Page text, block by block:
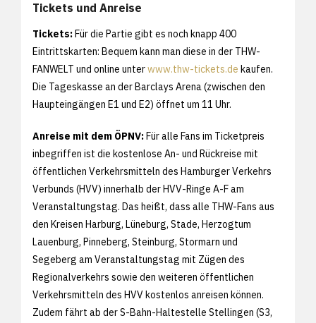
Tickets und Anreise
Tickets:Für die Partie gibt es noch knapp 400
Eintrittskarten: Bequem kann man diese in der THW-
FANWELT und online unterwww.thw-tickets.de kaufen.
Die Tageskasse an der Barclays Arena (zwischen den
Haupteingängen E1 und E2) öffnet um 11 Uhr.
Anreise mit dem ÖPNV:Für alle Fans im Ticketpreis
inbegriffen ist die kostenlose An- und Rückreise mit
öffentlichen Verkehrsmitteln des Hamburger Verkehrs
Verbunds (HVV) innerhalb der HVV-Ringe A-F am
Veranstaltungstag. Das heißt, dass alle THW-Fans aus
den Kreisen Harburg, Lüneburg, Stade, Herzogtum
Lauenburg, Pinneberg, Steinburg, Stormarn und
Segeberg am Veranstaltungstag mit Zügen des
Regionalverkehrs sowie den weiteren öffentlichen
Verkehrsmitteln des HVV kostenlos anreisen können.
Zudem fährt ab der S-Bahn-Haltestelle Stellingen (S3,